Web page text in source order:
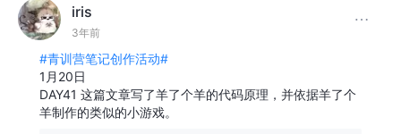
iris
3年前
#青训营笔记创作活动#
1月20日
DAY41 这篇文章写了羊了个羊的代码原理，并依据羊了个
羊制作的类似的小游戏。